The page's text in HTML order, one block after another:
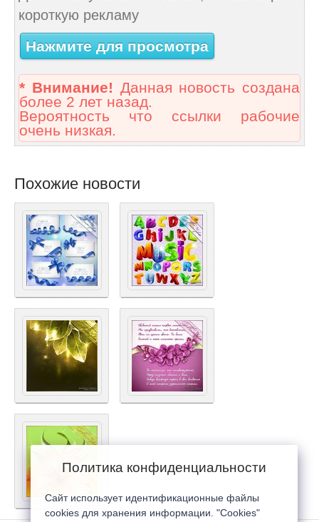
короткую рекламу
Нажмите для просмотра
* Внимание! Данная новость создана
более 2 лет назад.
Вероятность что ссылки рабочие
очень низкая.
Похожие новости
Политика конфиденциальности
Сайт использует идентификационные файлы
cookies для хранения информации. "Cookies"